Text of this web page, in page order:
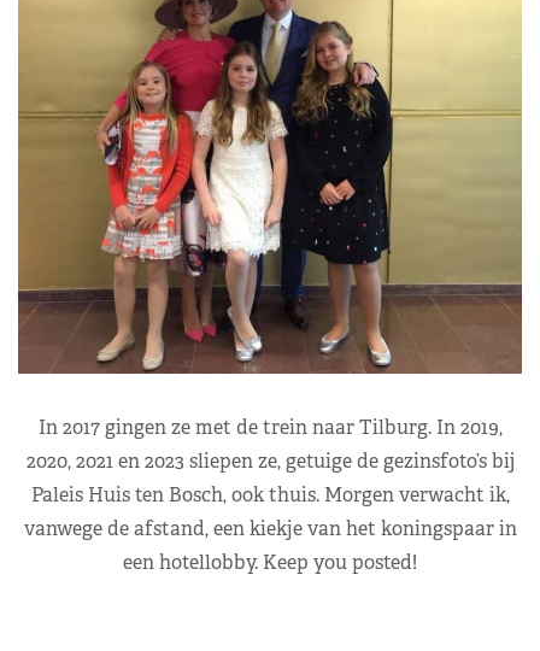
In 2017 gingen ze met de trein naar Tilburg. In 2019,
2020, 2021 en 2023 sliepen ze, getuige de gezinsfoto’s bij
Paleis Huis ten Bosch, ook thuis. Morgen verwacht ik,
vanwege de afstand, een kiekje van het koningspaar in
een hotellobby. Keep you posted!